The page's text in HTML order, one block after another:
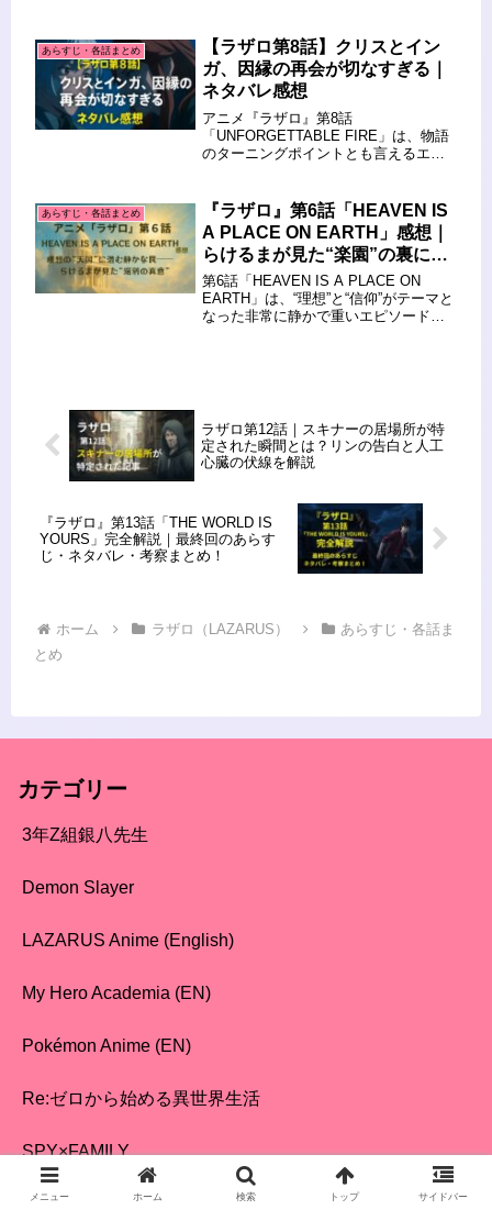
れる真実や伏線の回収、そして衝撃的
な最終回へと一気に加速して...
あらすじ・各話まとめ
【ラザロ第8話】クリスとイン
ガ、因縁の再会が切なすぎる｜
ネタバレ感想
アニメ『ラザロ』第8話
「UNFORGETTABLE FIRE」は、物語
のターニングポイントとも言えるエピ
工作員インガとの因縁がついに明かさ
れ、その過去と感情の重さに胸を打
た...
あらすじ・各話まとめ
『ラザロ』第6話「HEAVEN IS
A PLACE ON EARTH」感想｜
らけるまが見た“楽園”の裏に潜
む罠と選択
第6話「HEAVEN IS A PLACE ON
EARTH」は、“理想”と“信仰”がテーマと
なった非常に静かで重いエピソード。
ラザロ第12話｜スキナーの居場所が特
定された瞬間とは？リンの告白と人工
心臓の伏線を解説
『ラザロ』第13話「THE WORLD IS
YOURS」完全解説｜最終回のあらす
じ・ネタバレ・考察まとめ！
ホーム ラザロ（LAZARUS）
あらすじ・各話ま
とめ
カテゴリー
3年Z組銀八先生
Demon Slayer
LAZARUS Anime (English)
My Hero Academia (EN)
Pokémon Anime (EN)
Re:ゼロから始める異世界生活
SPY×FAMILY
VODサービス
メニュー ホーム 検索 トップ サイドバー